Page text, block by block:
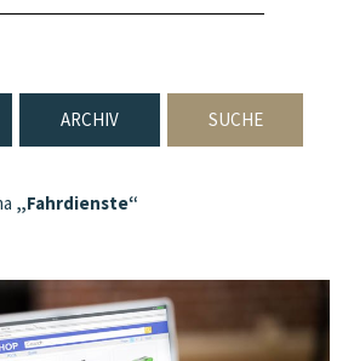
ARCHIV SUCHE
„Fahrdienste“